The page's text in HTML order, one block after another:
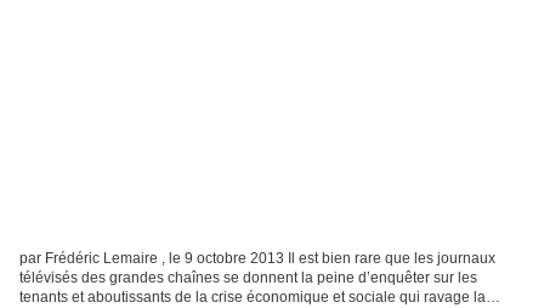
par Frédéric Lemaire , le 9 octobre 2013 Il est bien rare que les journaux
télévisés des grandes chaînes se donnent la peine d’enquêter sur les
tenants et aboutissants de la crise économique et sociale qui ravage la